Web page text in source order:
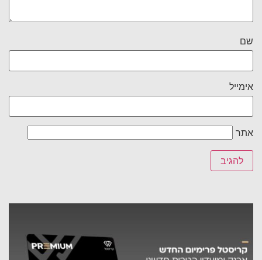
שם
אימייל
אתר